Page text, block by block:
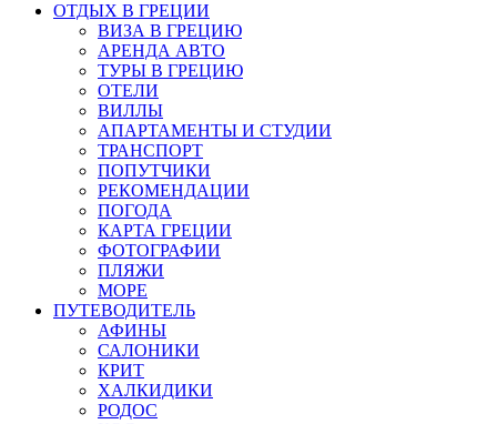
ОТДЫХ В ГРЕЦИИ
ВИЗА В ГРЕЦИЮ
АРЕНДА АВТО
ТУРЫ В ГРЕЦИЮ
ОТЕЛИ
ВИЛЛЫ
АПАРТАМЕНТЫ И СТУДИИ
ТРАНСПОРТ
ПОПУТЧИКИ
РЕКОМЕНДАЦИИ
ПОГОДА
КАРТА ГРЕЦИИ
ФОТОГРАФИИ
ПЛЯЖИ
МОРЕ
ПУТЕВОДИТЕЛЬ
АФИНЫ
САЛОНИКИ
КРИТ
ХАЛКИДИКИ
РОДОС